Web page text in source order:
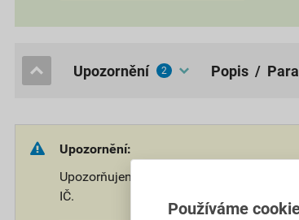
popis /
upozornění 2
Upozornění:
Upozorňujeme, že tento výrobek je
IČ.
Používáme